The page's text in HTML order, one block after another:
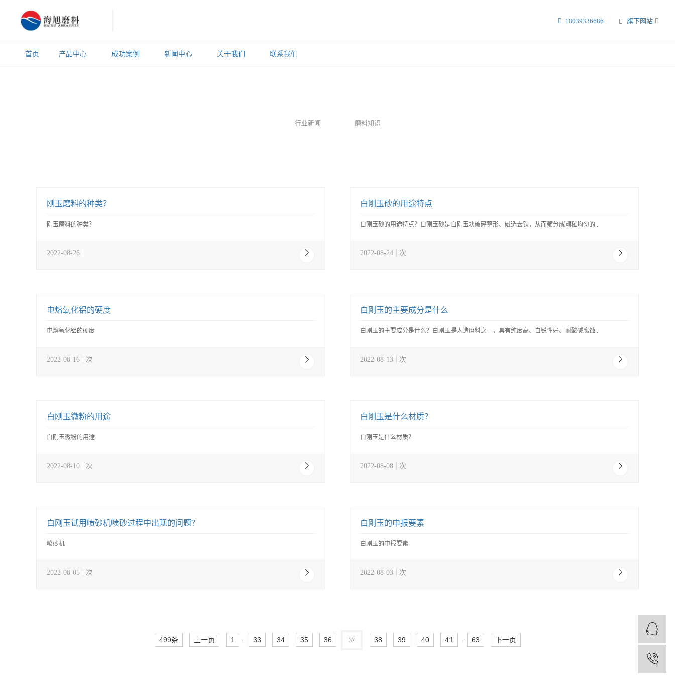
旗下网站
18039336686
首页 产品中心 成功案例 新闻中心 关于我们 联系我们
行业新闻 磨料知识
刚玉磨料的种类？
刚玉磨料的种类？
2022-08-26
白刚玉砂的用途特点
白刚玉砂的用途特点？白刚玉砂是白刚玉块破碎整形、磁选去铁，从而筛分成颗粒均匀的..
2022-08-24 次
电熔氧化铝的硬度
电熔氧化铝的硬度
2022-08-16 次
白刚玉的主要成分是什么
白刚玉的主要成分是什么？白刚玉是人造磨料之一，具有纯度高、自锐性好、耐酸碱腐蚀..
2022-08-13 次
白刚玉微粉的用途
白刚玉微粉的用途
2022-08-10 次
白刚玉是什么材质？
白刚玉是什么材质？
2022-08-08 次
白刚玉试用喷砂机喷砂过程中出现的问题？
喷砂机
2022-08-05 次
白刚玉的申报要素
白刚玉的申报要素
2022-08-03 次
499条 上一页 1 .. 33 34 35 36 37 38 39 40 41 .. 63 下一页